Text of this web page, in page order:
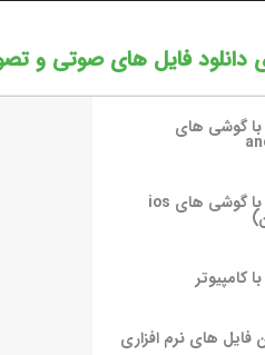
دانلود فایل های صوتی و
با گوشی های
دانلود با گوشی های ios
کامپیوتر
فایل های نرم افزاری